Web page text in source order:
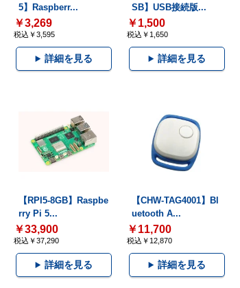
5】Raspberr...
￥3,269
税込￥3,595
詳細を見る
SB】USB接続版...
￥1,500
税込￥1,650
詳細を見る
【RPI5-8GB】Raspbe
rry Pi 5...
￥33,900
税込￥37,290
詳細を見る
【CHW-TAG4001】Bl
uetooth A...
￥11,700
税込￥12,870
詳細を見る